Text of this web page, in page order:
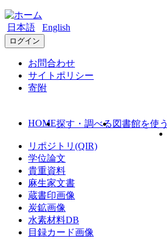
日本語 English
ログイン
お問合わせ
サイトポリシー
寄附
HOME探す・調べる 図書館を使う
リポジトリ(QIR)
学位論文
貴重資料
麻生家文書
蔵書印画像
炭鉱画像
水素材料DB
目録カード画像